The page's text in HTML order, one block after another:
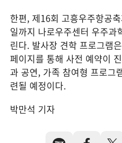
한편, 제16회 고흥우주항공
일까지 나로우주센터 우주과
린다. 발사장 견학 프로그램
페이지를 통해 사전 예약이
과 공연, 가족 참여형 프로그
련될 예정이다.
박만석 기자